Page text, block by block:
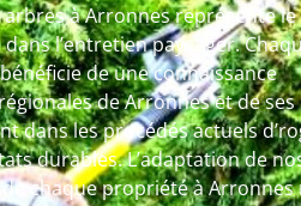
à Arronnes représente
l’entretien paysager.
de une connaissance
de Arronnes et de ses
dans les procédés actuels
durables. L’adaptation de
chaque propriété à Arronnes